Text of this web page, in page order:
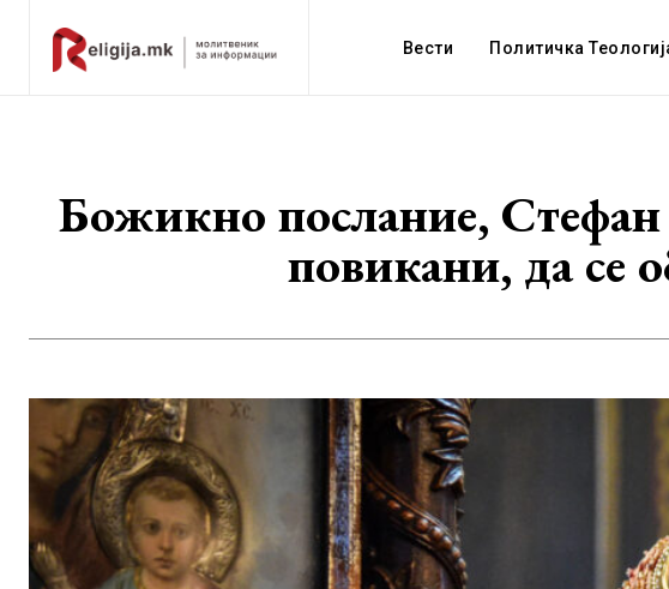
Вести Политичка
Божикно послание,
повикани, да се